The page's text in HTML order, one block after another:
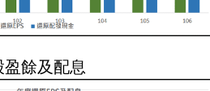
盈餘及配息